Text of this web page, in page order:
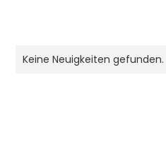
Keine Neuigkeiten gefunden.